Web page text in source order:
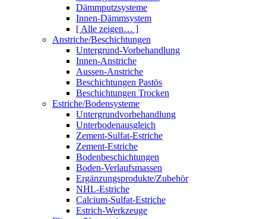
Dämmputzsysteme
Innen-Dämmsystem
[ Alle zeigen… ]
Anstriche/Beschichtungen
Untergrund-Vorbehandlung
Innen-Anstriche
Aussen-Anstriche
Beschichtungen Pastös
Beschichtungen Trocken
Estriche/Bodensysteme
Untergrundvorbehandlung
Unterbodenausgleich
Zement-Sulfat-Estriche
Zement-Estriche
Bodenbeschichtungen
Boden-Verlaufsmassen
Ergänzungsprodukte/Zubehör
NHL-Estriche
Calcium-Sulfat-Estriche
Estrich-Werkzeuge